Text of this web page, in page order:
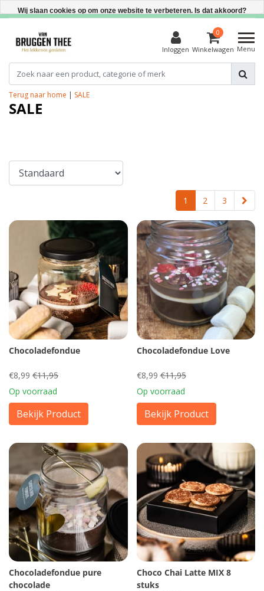
Direct uit voorraad leverbaar
Inloggen
0
Winkelwagen Menu
Terug naar home | SALE
SALE
1 2 3
Chocoladefondue
€8,99 €11,95
Op voorraad
Bekijk Product
Chocoladefondue Love
€8,99 €11,95
Op voorraad
Bekijk Product
Chocoladefondue pure
chocolade
Choco Chai Latte MIX 8
stuks
Wij slaan cookies op om onze website te verbeteren. Is dat akkoord?
Meer over cookies »